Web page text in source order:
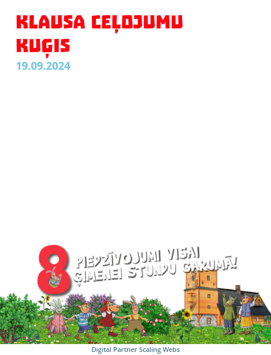
KLAUSA CEĻOJUMU
KUĢIS
19.09.2024
Digital Partner Scaling Webs